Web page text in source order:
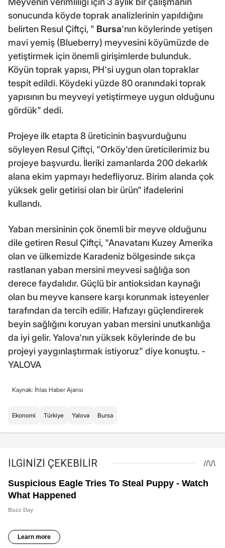
sonucunda köyde toprak analizlerinin yapıldığını
belirten Resul Çiftçi, " Bursa'nın köylerinde yetişen
mavi yemiş (Blueberry) meyvesini köyümüzde de
yetiştirmek için önemli girişimlerde bulunduk.
Köyün toprak yapısı, PH'si uygun olan topraklar
tespit edildi. Köydeki yüzde 80 oranındaki toprak
yapısının bu meyveyi yetiştirmeye uygun olduğunu
gördük" dedi.
Projeye ilk etapta 8 üreticinin başvurduğunu
söyleyen Resul Çiftçi, "Orköy'den üreticilerimiz bu
projeye başvurdu. İleriki zamanlarda 200 dekarlık
alana ekim yapmayı hedefliyoruz. Birim alanda çok
yüksek gelir getirisi olan bir ürün" ifadelerini
kullandı.
Yaban mersininin çok önemli bir meyve olduğunu
dile getiren Resul Çiftçi, "Anavatanı Kuzey Amerika
olan ve ülkemizde Karadeniz bölgesinde sıkça
rastlanan yaban mersini meyvesi sağlığa son
derece faydalıdır. Güçlü bir antioksidan kaynağı
olan bu meyve kansere karşı korunmak isteyenler
tarafından da tercih edilir. Hafızayı güçlendirerek
beyin sağlığını koruyan yaban mersini unutkanlığa
da iyi gelir. Yalova'nın yüksek köylerinde de bu
projeyi yaygınlaştırmak istiyoruz" diye konuştu. -
YALOVA
Kaynak: İhlas Haber Ajansı
Ekonomi Türkiye Yalova Bursa